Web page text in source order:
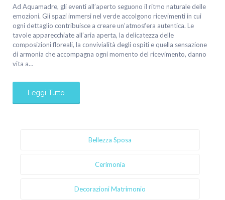
Ad Aquamadre, gli eventi all’aperto seguono il ritmo naturale delle
emozioni. Gli spazi immersi nel verde accolgono ricevimenti in cui
ogni dettaglio contribuisce a creare un’atmosfera autentica. Le
tavole apparecchiate all’aria aperta, la delicatezza delle
composizioni floreali, la convivialità degli ospiti e quella sensazione
di armonia che accompagna ogni momento del ricevimento, danno
vita a…
Leggi Tutto
Bellezza Sposa
Cerimonia
Decorazioni Matrimonio